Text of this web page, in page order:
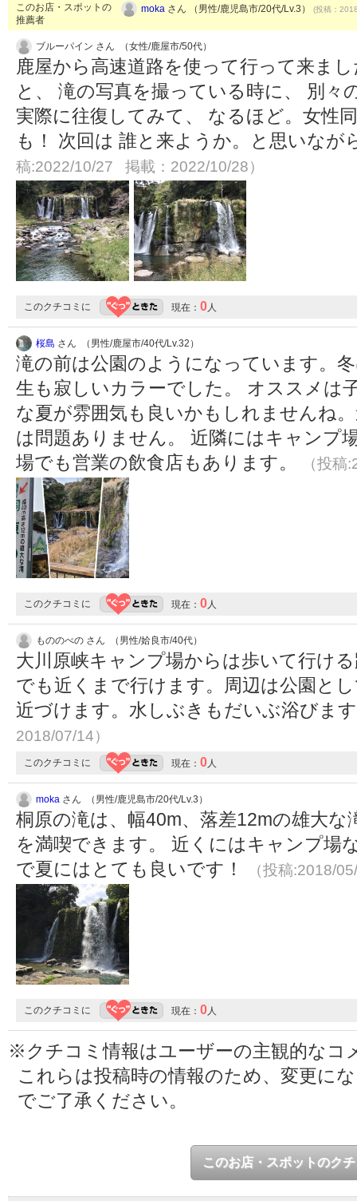
このお店・スポットの
推薦者
moka さん （男性/鹿児島市/20代/Lv.3） (投稿：
ブルーパイン さん （女性/鹿屋市/50代）
鹿屋から高速道路を使って行って来ま
と、 滝の写真を撮っている時に、 別々
実際に往復してみて、 なるほど。女性
も！ 次回は 誰と来ようか。と思いな
稿:2022/10/27 掲載：2022/10/28）
このクチコミに 現在： 0 人
桜島 さん （男性/鹿屋市/40代/Lv.32）
滝の前は公園のようになっています。
生も寂しいカラーでした。 オススメは
な夏が雰囲気も良いかもしれませんね
は問題ありません。 近隣にはキャンプ
場でも営業の飲食店もあります。
（投
このクチコミに 現在： 0 人
もののべの さん （男性/姶良市/40代）
大川原峡キャンプ場からは歩いて行け
でも近くまで行けます。周辺は公園と
近づけます。水しぶきもだいぶ浴びま
2018/07/14）
このクチコミに 現在： 0 人
moka さん （男性/鹿児島市/20代/Lv.3）
桐原の滝は、幅40m、落差12mの雄大
を満喫できます。 近くにはキャンプ場
で夏にはとても良いです！
（投稿:2018/
このクチコミに 現在： 0 人
※クチコミ情報はユーザーの主観的なコ
これらは投稿時の情報のため、変更に
でご了承ください。
このお店・スポットのク